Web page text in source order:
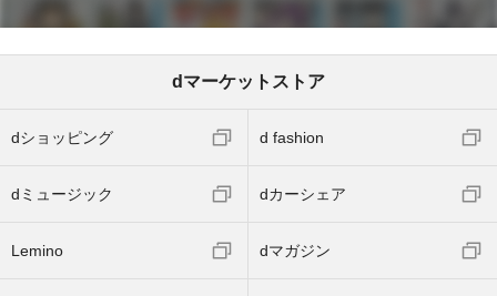
dマーケットストア
dショッピング d fashion
dミュージック dカーシェア
Lemino dマガジン